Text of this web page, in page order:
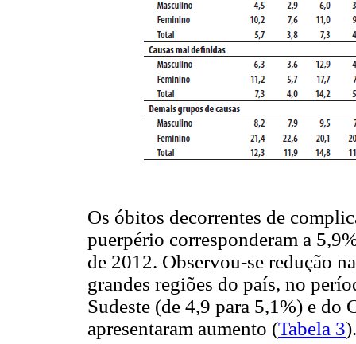
Os óbitos decorrentes de
puerpério corresponderam a
de 2012. Observou-se redução
grandes regiões do país, no
Sudeste (de 4,9 para 5,1%) e do
apresentaram aumento (Tabela 3).